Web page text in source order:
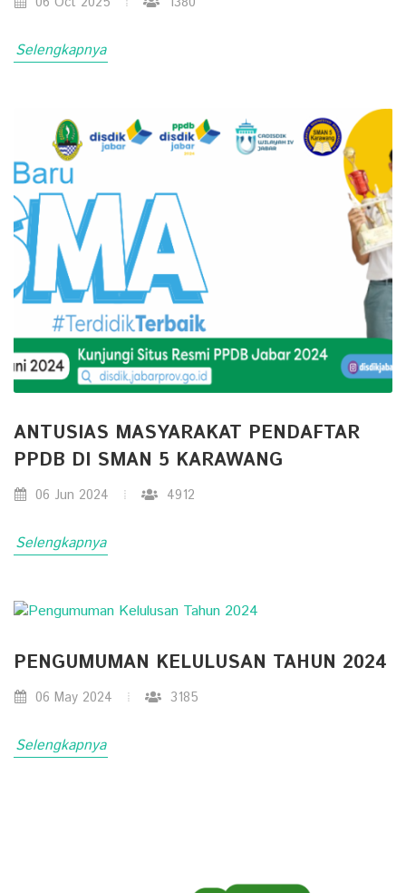
Selengkapnya
ANTUSIAS MASYARAKAT PENDAFTAR
PPDB DI SMAN 5 KARAWANG
06 Jun 2024 4912
Selengkapnya
PENGUMUMAN KELULUSAN TAHUN 2024
06 May 2024 3185
Selengkapnya